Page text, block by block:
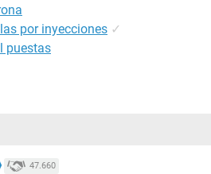
por inyecciones ✓
puestas
47.660